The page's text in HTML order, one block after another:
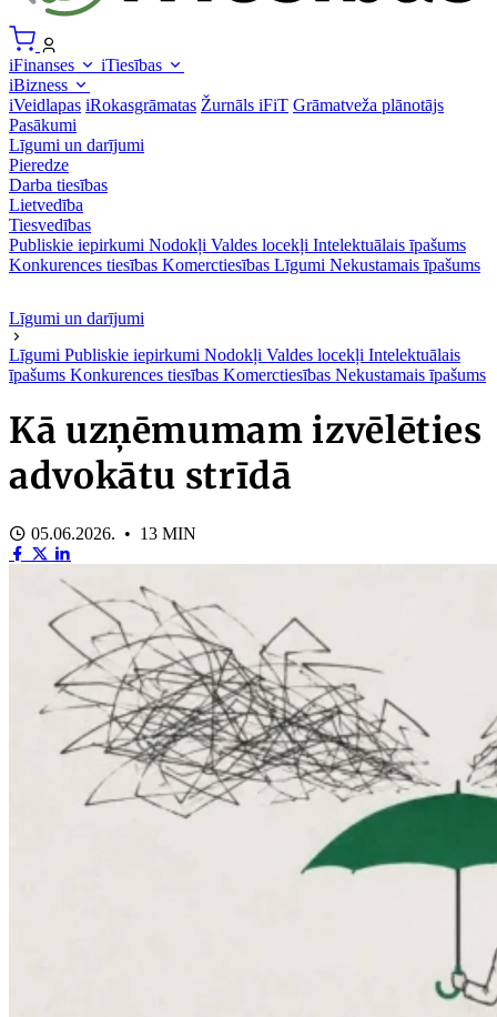
iFinanses
iTiesības
iBizness
iVeidlapas iRokasgrāmatas Žurnāls iFiT Grāmatveža plānotājs
Pasākumi
Līgumi un darījumi
Pieredze
Darba tiesības
Lietvedība
Tiesvedības
Publiskie iepirkumi Nodokļi Valdes locekļi Intelektuālais īpašums
Konkurences tiesības Komerctiesības Līgumi Nekustamais īpašums
Līgumi un darījumi
Līgumi Publiskie iepirkumi Nodokļi Valdes locekļi Intelektuālais
īpašums Konkurences tiesības Komerctiesības Nekustamais īpašums
Kā uzņēmumam izvēlēties
advokātu strīdā
05.06.2026. • 13 MIN